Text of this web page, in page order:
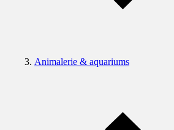
Animalerie & aquariums